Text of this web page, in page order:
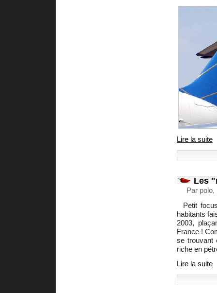
Lire la suite
Les
Par
Petit
habitants
2003,
France !
se trouvant
riche en
Lire la suite